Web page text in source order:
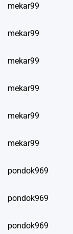
mekar99
mekar99
mekar99
mekar99
mekar99
mekar99
pondok969
pondok969
pondok969